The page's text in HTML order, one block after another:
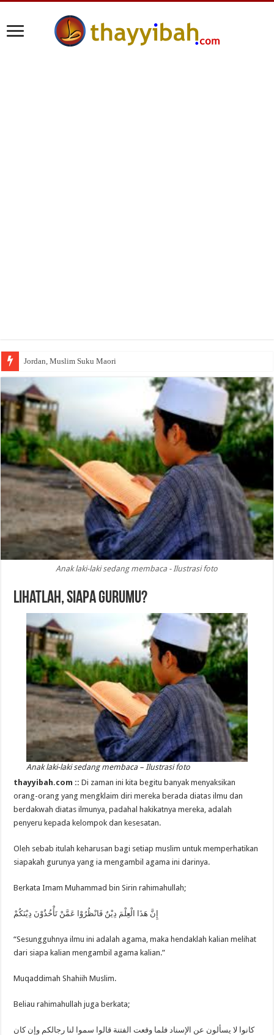
Jordan, Muslim Suku Maori
Anak laki-laki sedang membaca - Ilustrasi foto
Lihatlah, Siapa Gurumu?
Anak laki-laki sedang membaca – Ilustrasi foto
thayyibah.com ::Di zaman ini kita begitu banyak menyaksikan
orang-orang yang mengklaim diri mereka berada diatas ilmu dan
berdakwah diatas ilmunya, padahal hakikatnya mereka, adalah
penyeru kepada kelompok dan kesesatan.
Oleh sebab itulah keharusan bagi setiap muslim untuk memperhatikan
siapakah gurunya yang ia mengambil agama ini darinya.
Berkata Imam Muhammad bin Sirin rahimahullah;
ﺇِﻥَّ ﻫَﺬَﺍ ﺍﻟْﻌِﻠْﻢَ ﺩِﻳْﻦٌ ﻓَﺎﻧْﻈُﺮُﻭْﺍ ﻋَﻤَّﻦْ ﺗَﺄْﺧُﺬُﻭْﻥَ ﺩِﻳْﻨَﻜُﻢْ
“Sesungguhnya ilmu ini adalah agama, maka hendaklah kalian melihat
dari siapa kalian mengambil agama kalian.”
Muqaddimah Shahiih Muslim.
Beliau rahimahullah juga berkata;
كانوا لا يسألون عن الإسناد فلما وقعت الفتنة قالوا سموا لنا رجالكم وإن كان